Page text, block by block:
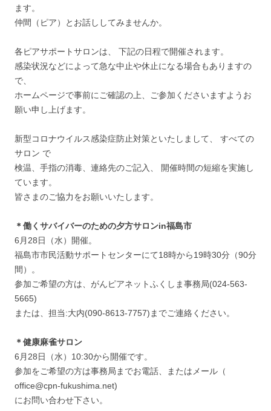
ます。
仲間（ピア）とお話ししてみませんか。
各ピアサポートサロンは、 下記の日程で開催されます。
感染状況などによって急な中止や休止になる場合もありますの
で、
ホームページで事前にご確認の上、ご参加くださいますようお
願い申し上げます。
新型コロナウイルス感染症防止対策といたしまして、 すべての
サロン で
検温、手指の消毒、連絡先のご記入、 開催時間の短縮を実施し
ています。
皆さまのご協力をお願いいたします。
＊働くサバイバーのための夕方サロンin福島市
6月28日（水）開催。
福島市市民活動サポートセンターにて18時から19時30分（90分
間）。
参加ご希望の方は、がんピアネットふくしま事務局(024-563-
5665)
または、担当:大内(090-8613-7757)までご連絡ください。
＊健康麻雀サロン
6月28日（水）10:30から開催です。
参加をご希望の方は事務局までお電話、またはメール（
office@cpn-fukushima.net)
にお問い合わせ下さい。